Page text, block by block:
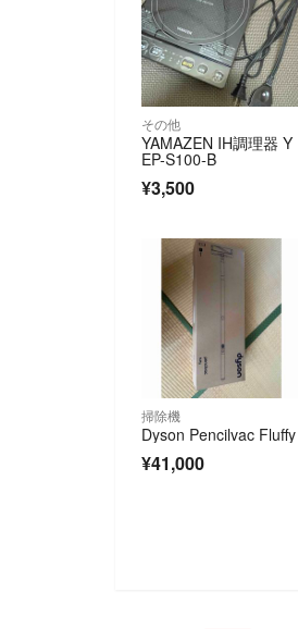
その他
YAMAZEN IH調理器 Y
EP-S100-B
¥3,500
掃除機
Dyson Pencilvac Fluffy
¥41,000